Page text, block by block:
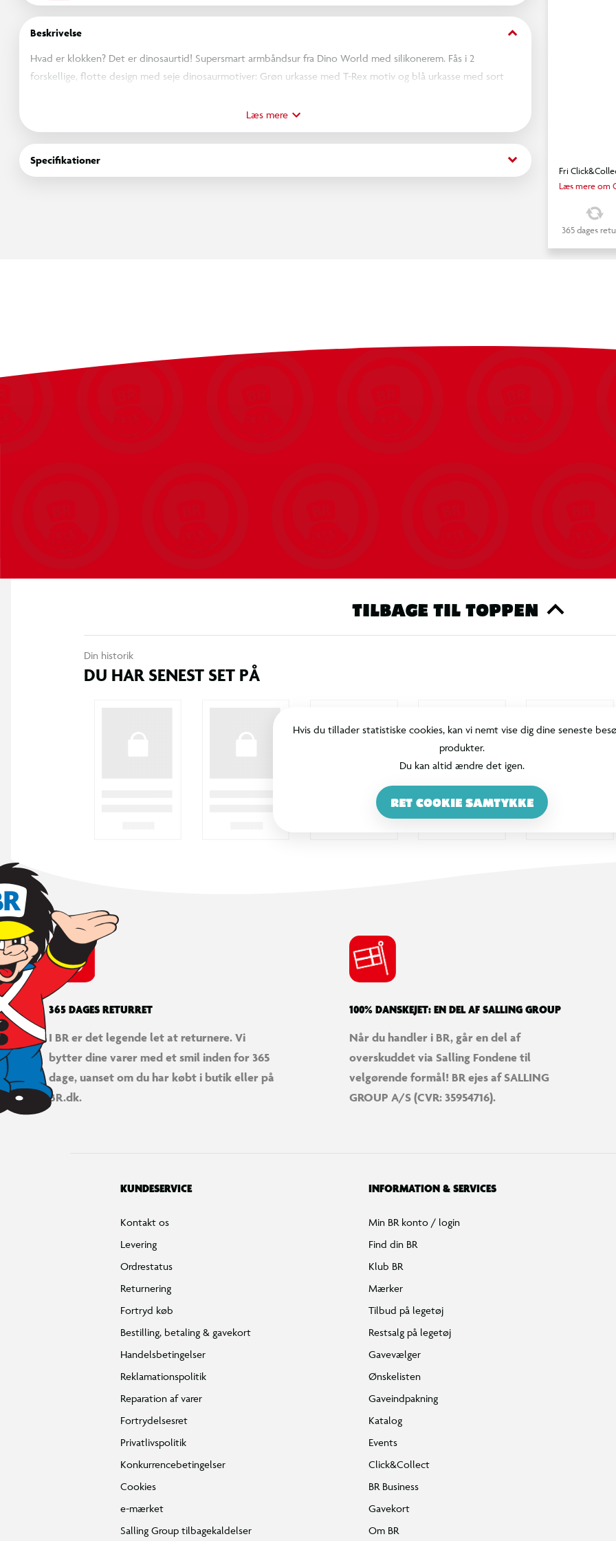
Beskrivelse keyboard_arrow_down
Hvad er klokken? Det er dinosaurtid! Supersmart armbåndsur fra Dino World med silikonerem. Fås i 2
forskellige, flotte design med seje dinosaurmotiver: Grøn urkasse med T-Rex motiv og blå urkasse med sort
OBS! Varen er assorteret, og bestemt variant kan ikke garanteres
Læs mere
Specifikationer keyboard_arrow_down
Fri
Læs mere om
365 dages
TILBAGE TIL TOPPEN
Din historik
DU HAR SENEST SET PÅ
Hvis du tillader statistiske cookies, kan vi nemt vise dig dine seneste
produkter.
Du kan altid ændre det igen.
RET COOKIE SAMTYKKE
365 DAGES RETURRET
I BR er det legende let at returnere. Vi
bytter dine varer med et smil inden for 365
dage, uanset om du har købt i butik eller på
BR.dk.
100% DANSKEJET: EN DEL AF SALLING GROUP
Når du handler i BR, går en del af
overskuddet via Salling Fondene til
velgørende formål! BR ejes af SALLING
GROUP A/S (CVR: 35954716).
KUNDESERVICE
Kontakt os
Levering
Ordrestatus
Returnering
Fortryd køb
Bestilling, betaling & gavekort
Handelsbetingelser
Reklamationspolitik
Reparation af varer
Fortrydelsesret
Privatlivspolitik
Konkurrencebetingelser
Cookies
e-mærket
Salling Group tilbagekaldelser
INFORMATION & SERVICES
Min BR konto / login
Find din BR
Klub BR
Mærker
Tilbud på legetøj
Restsalg på legetøj
Gavevælger
Ønskelisten
Gaveindpakning
Katalog
Events
Click&Collect
BR Business
Gavekort
Om BR